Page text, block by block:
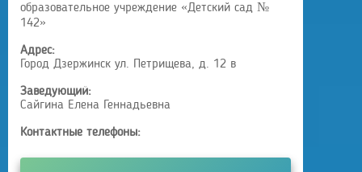
образовательное учреждение «Детский сад №
142»
Адрес:
Город Дзержинск ул. Петрищева, д. 12 в
Заведующий:
Сайгина Елена Геннадьевна
Контактные телефоны: